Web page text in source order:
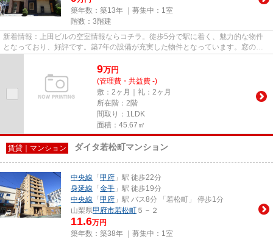
築年数：築13年 ｜募集中： 1室
階数：3階建
新着情報：上田ビルの空室情報ならコチラ。徒歩5分で駅に着く、魅力的な物件
となっており、好評です。築7年の設備が充実した物件となっています。窓の外
9万円
(管理費・共益費 -)
敷：2ヶ月｜礼：2ヶ月
所在階：2階
間取り：1LDK
面積：45.67㎡
賃貸｜マンション ダイタ若松町マンション
中央線 「 甲府 」駅 徒歩22分
身延線 「 金手 」駅 徒歩19分
中央線 「 甲府 」駅 バス8分 「若松町」 停歩1分
山梨県甲府市若松町 ５－２
11.6万円
築年数：築38年 ｜募集中： 1室